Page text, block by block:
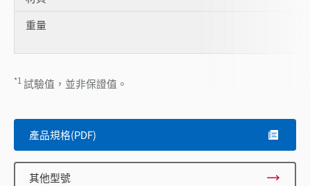
重量
*1 試驗值，並非保證值。
產品規格(PDF)
其他型號